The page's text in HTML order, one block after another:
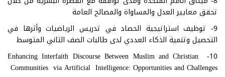
تحقق معايير العدل والمساواة والمصالح العامة
9- توظيف استراتيجية الحصاد في تدريس الرياضيات وأثرها في
التحصيل وتنمية الذكاء العددي لدى طالبات الصف الثاني المتوسط
10- Enhancing Interfaith Discourse Between Muslim and Christian
Communities via Artificial Intelligence: Opportunities and Challenges